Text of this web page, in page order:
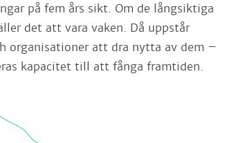
på fem års sikt. Om de långsiktiga
det att vara vaken. Då uppstår
organisationer att dra nytta av dem –
kapacitet till att fånga framtiden.